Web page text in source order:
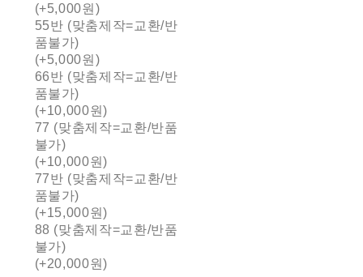
(+5,000원)
55반 (맞춤제작=교환/반
품불가)
(+5,000원)
66반 (맞춤제작=교환/반
품불가)
(+10,000원)
77 (맞춤제작=교환/반품
불가)
(+10,000원)
77반 (맞춤제작=교환/반
품불가)
(+15,000원)
88 (맞춤제작=교환/반품
불가)
(+20,000원)